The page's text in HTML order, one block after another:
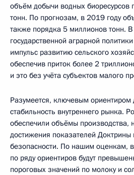
объём добычи водных биоресурсов
тонн. По прогнозам, в 2019 году
также порядка 5 миллионов тонн.
государственной аграрной
импульс развитию сельского
обеспечив приток более 2
и это без учёта субъектов малого
Разумеется, ключевым ориентиром
стабильность внутреннего рынка.
обеспечили объёмы производства,
достижения показателей Доктрины
безопасности. По нашим оценкам,
по ряду ориентиров будут
пороговых значений по молоку и